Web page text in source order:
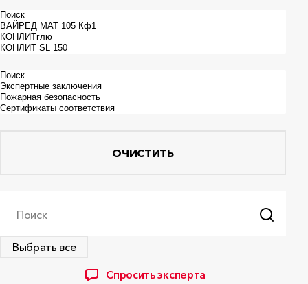
Выбрать все
Спросить эксперта
ОЧИСТИТЬ
Поиск